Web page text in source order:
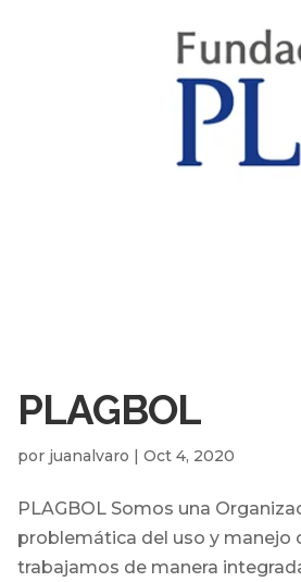
PLAGBOL
por juanalvaro |Oct 4, 2020
PLAGBOL Somos una
problemática del uso y
trabajamos de manera